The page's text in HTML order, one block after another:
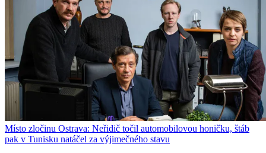
Místo zločinu Ostrava: Neřidič točil automobilovou honičku, štáb
pak v Tunisku natáčel za výjimečného stavu